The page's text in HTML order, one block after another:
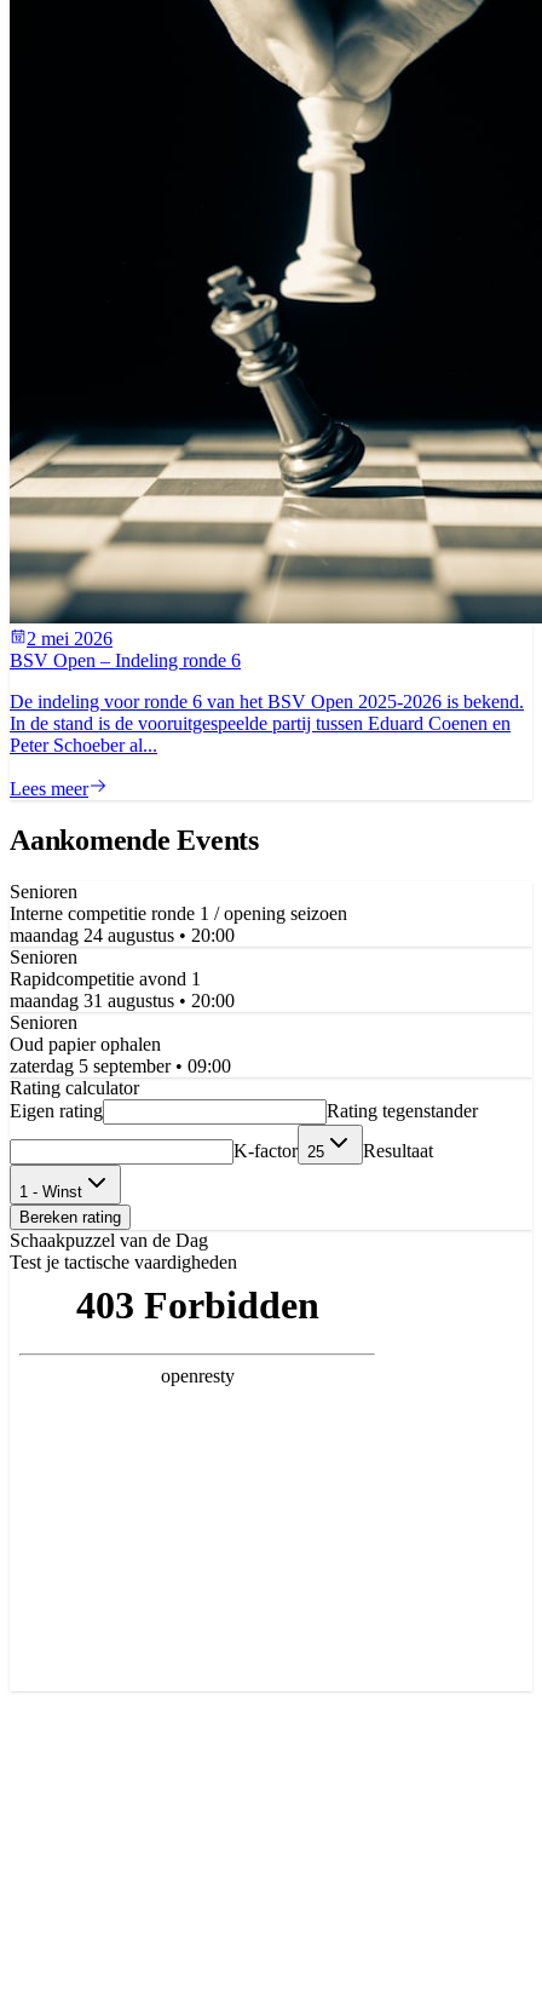
2 mei 2026
BSV Open – Indeling ronde 6
De indeling voor ronde 6 van het BSV Open 2025-2026 is bekend.
In de stand is de vooruitgespeelde partij tussen Eduard Coenen en
Peter Schoeber al...
Lees meer
Aankomende Events
Senioren
Interne competitie ronde 1 / opening seizoen
maandag 24 augustus • 20:00
Senioren
Rapidcompetitie avond 1
maandag 31 augustus • 20:00
Senioren
Oud papier ophalen
zaterdag 5 september• 09:00
Rating calculator
Eigen rating
Rating tegenstander
K-factor 25 Resultaat
1 - Winst
Bereken rating
Schaakpuzzel van de Dag
Test je tactische vaardigheden